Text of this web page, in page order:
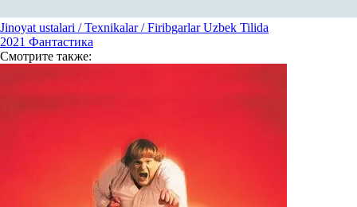
Jinoyat ustalari / Texnikalar / Firibgarlar Uzbek Tilida
2021 Фантастика
Смотрите также: